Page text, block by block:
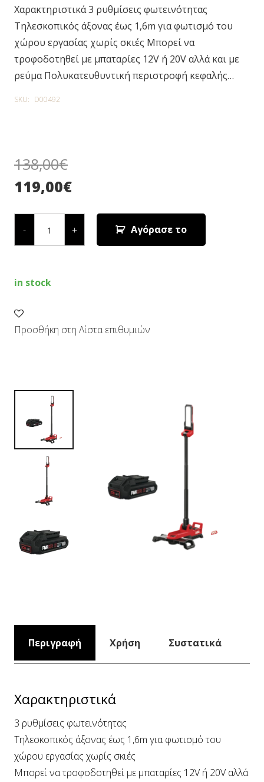
Χαρακτηριστικά 3 ρυθμίσεις φωτεινότητας
Τηλεσκοπικός άξονας έως 1,6m για φωτισμό του
χώρου εργασίας χωρίς σκιές Μπορεί να
τροφοδοτηθεί με μπαταρίες 12V ή 20V αλλά και με
ρεύμα Πολυκατευθυντική περιστροφή κεφαλής…
SKU: D00492
138,00€
119,00€
-
ΠΡΟΒΟΛΕΑΣ
ΠΥΡΓΟΣ
LED
ΜΠΑΤΑΡΙΑΣ
3107
+ Αγόρασε το
in stock
Προσθήκη στη Λίστα επιθυμιών
Περιγραφή Χρήση Συστατικά
Χαρακτηριστικά
3 ρυθμίσεις φωτεινότητας
Τηλεσκοπικός άξονας έως 1,6m για φωτισμό του
χώρου εργασίας χωρίς σκιές
Μπορεί να τροφοδοτηθεί με μπαταρίες 12V ή 20V αλλά